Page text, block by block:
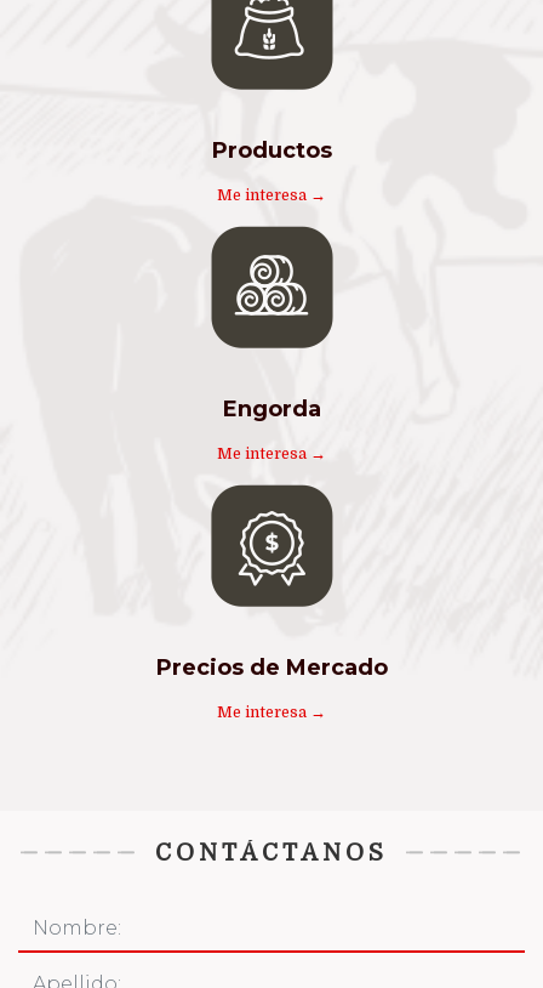
Productos
Me interesa →
Engorda
Me interesa →
Precios de Mercado
Me interesa →
CONTÁCTANOS